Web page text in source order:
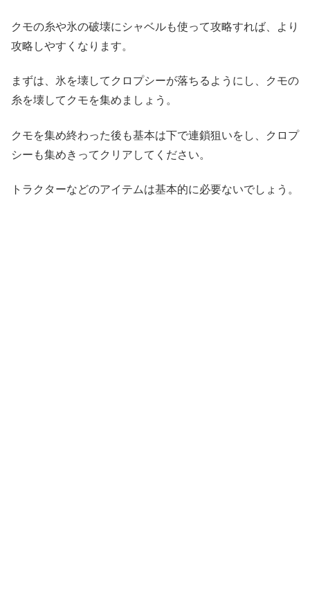
クモの糸や氷の破壊にシャベルも使って攻略すれば、より
攻略しやすくなります。
まずは、氷を壊してクロプシーが落ちるようにし、クモの
糸を壊してクモを集めましょう。
クモを集め終わった後も基本は下で連鎖狙いをし、クロプ
シーも集めきってクリアしてください。
トラクターなどのアイテムは基本的に必要ないでしょう。